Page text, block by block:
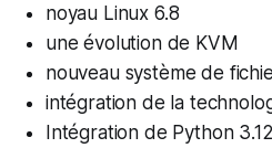
noyau Linux 6.8
une évolution de KVM
nouveau système de
intégration de la
Intégration de Python